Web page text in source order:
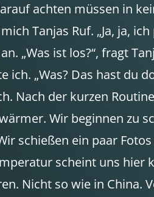
achten müssen in
Tanjas Ruf. „Ja, ja,
„Was ist los?“, fragt
„Was? Das hast du
Nach der kurzen
Wir beginnen zu
schießen ein paar
scheint uns hier
Nicht so wie in China.